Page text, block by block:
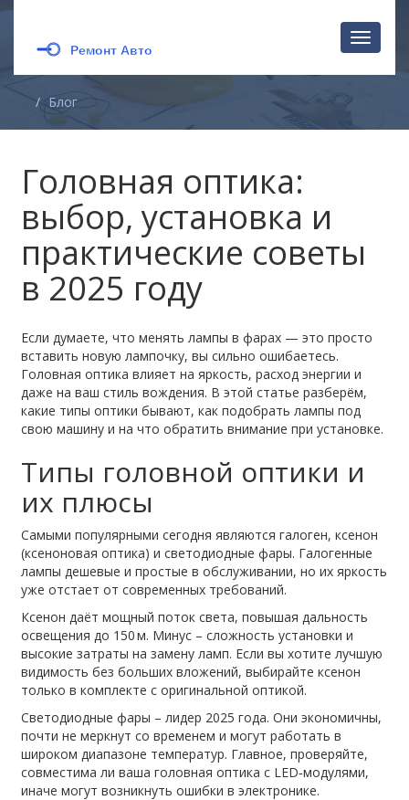
Блог
Головная оптика:
выбор, установка и
практические советы
в 2025 году
Если думаете, что менять лампы в фарах — это просто
вставить новую лампочку, вы сильно ошибаетесь.
Головная оптика влияет на яркость, расход энергии и
даже на ваш стиль вождения. В этой статье разберём,
какие типы оптики бывают, как подобрать лампы под
свою машину и на что обратить внимание при установке.
Типы головной оптики и
их плюсы
Самыми популярными сегодня являются галоген, ксенон
(ксеноновая оптика) и светодиодные фары. Галогенные
лампы дешевые и простые в обслуживании, но их яркость
уже отстает от современных требований.
Ксенон даёт мощный поток света, повышая дальность
освещения до 150 м. Минус – сложность установки и
высокие затраты на замену ламп. Если вы хотите лучшую
видимость без больших вложений, выбирайте ксенон
только в комплекте с оригинальной оптикой.
Светодиодные фары – лидер 2025 года. Они экономичны,
почти не меркнут со временем и могут работать в
широком диапазоне температур. Главное, проверяйте,
совместима ли ваша головная оптика с LED‑модулями,
иначе могут возникнуть ошибки в электронике.